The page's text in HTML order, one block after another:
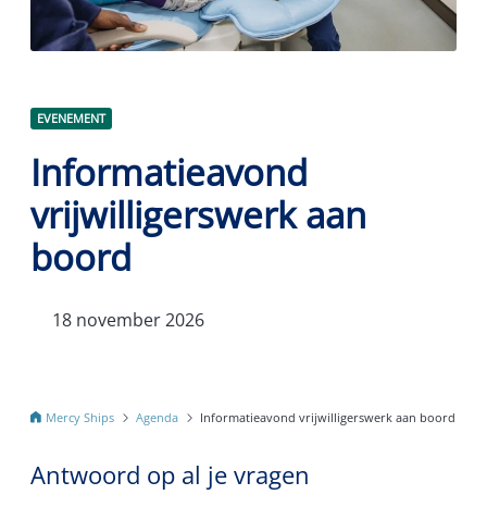
EVENEMENT
Informatieavond
vrijwilligerswerk aan
boord
18 november 2026
Mercy Ships Agenda Informatieavond vrijwilligerswerk aan boord
Antwoord op al je vragen